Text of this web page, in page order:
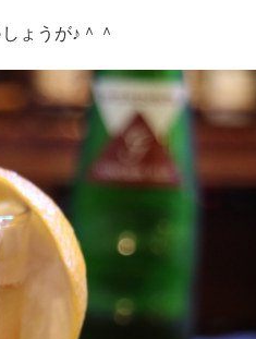
ょうが♪＾＾